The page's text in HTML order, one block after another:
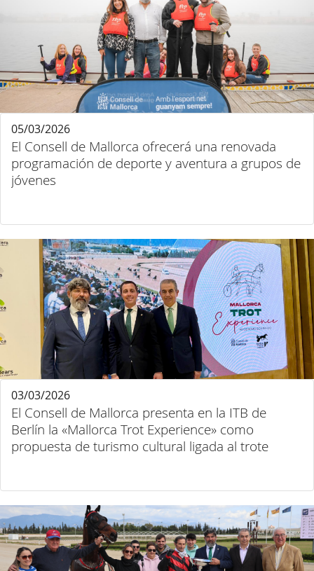
El Consell de Mallorca ofrecerá una renovada
programación de deporte y aventura a grupos de
jóvenes
05/03/2026
El Consell de Mallorca presenta en la ITB de
Berlín la «Mallorca Trot Experience» como
propuesta de turismo cultural ligada al trote
03/03/2026